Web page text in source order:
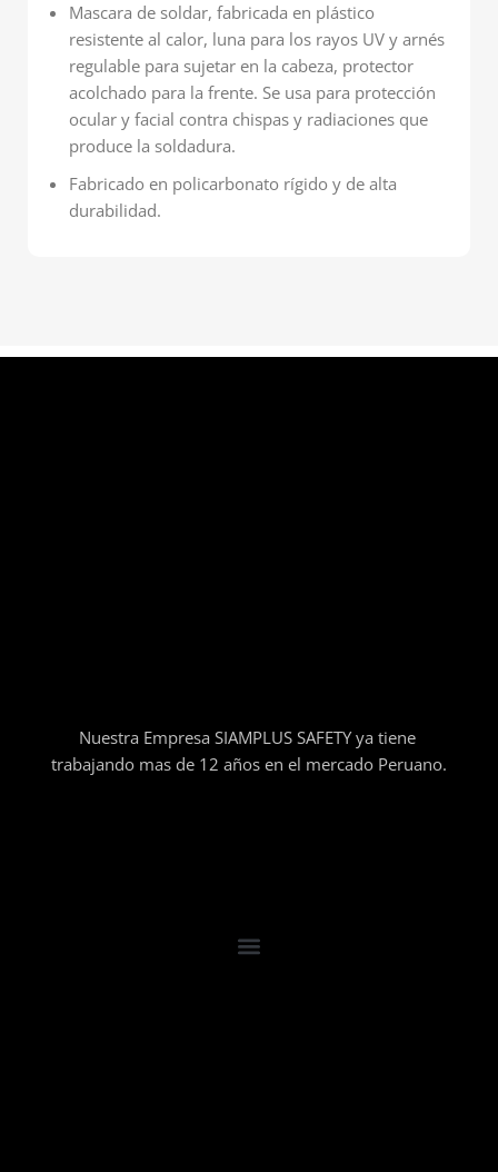
Mascara de soldar, fabricada en plástico
resistente al calor, luna para los rayos UV y arnés
regulable para sujetar en la cabeza, protector
acolchado para la frente. Se usa para protección
ocular y facial contra chispas y radiaciones que
produce la soldadura.
Fabricado en policarbonato rígido y de alta
durabilidad.
Nuestra Empresa SIAMPLUS SAFETY ya tiene
trabajando mas de 12 años en el mercado Peruano.